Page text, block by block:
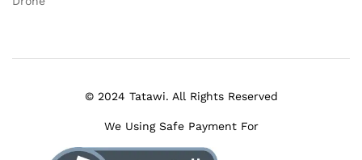
© 2024 Tatawi. All Rights Reserved
We Using Safe Payment For